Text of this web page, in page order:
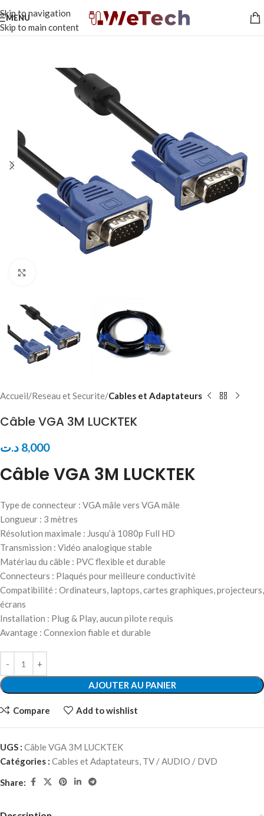
Skip to navigation
Skip to main content
MENU
Accueil Reseau et Securite Cables et Adaptateurs
Câble VGA 3M LUCKTEK
8,000 د.ت
Câble VGA 3M LUCKTEK
Type de connecteur : VGA mâle vers VGA mâle
Longueur : 3 mètres
Résolution maximale : Jusqu’à 1080p Full HD
Transmission : Vidéo analogique stable
Matériau du câble : PVC flexible et durable
Connecteurs : Plaqués pour meilleure conductivité
Compatibilité : Ordinateurs, laptops, cartes graphiques, projecteurs,
écrans
Installation : Plug & Play, aucun pilote requis
Avantage : Connexion fiable et durable
AJOUTER AU PANIER
Compare Add to wishlist
UGS : Câble VGA 3M LUCKTEK
Catégories : Cables et Adaptateurs, TV / AUDIO / DVD
Share: